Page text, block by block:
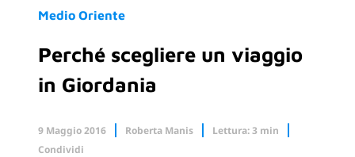
Medio Oriente
Perché scegliere un viaggio
in Giordania
9 Maggio 2016 Roberta Manis
Lettura: 3 min
Condividi